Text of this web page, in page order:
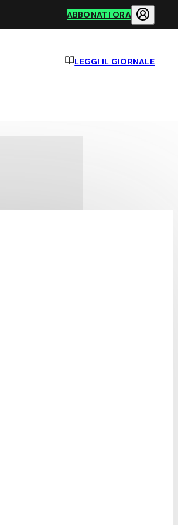
ABBONATI ORA
LEGGI IL GIORNALE